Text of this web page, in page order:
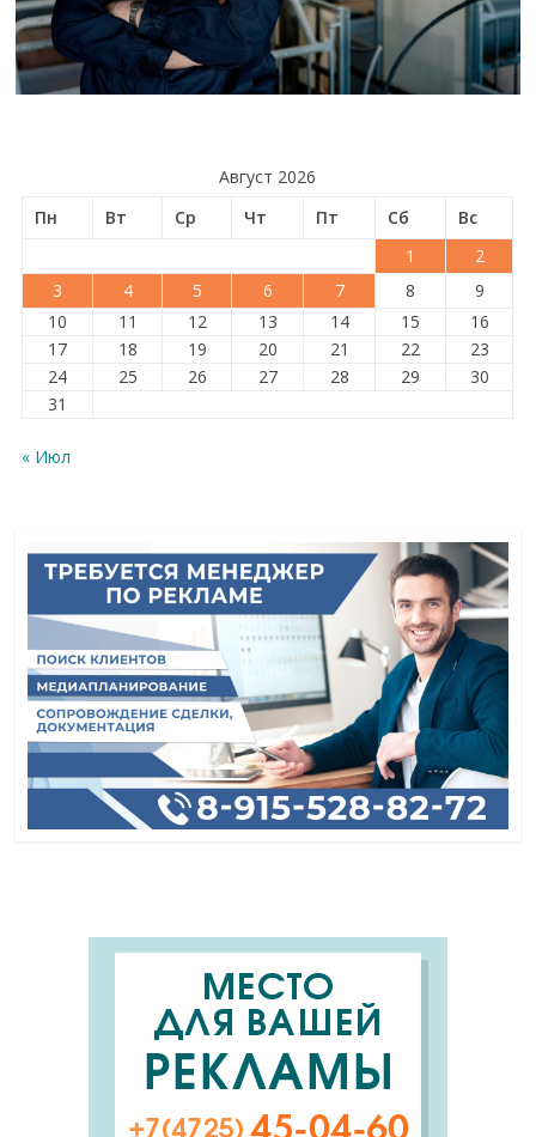
Август 2026
Пн
Вт Ср Чт Пт Сб
Вс
1
2
3
4 5 6 7 8
9
10
11 12 13 14 15
16
17
18 19 20 21 22
23
24
25 26 27 28 29
30
31
« Июл